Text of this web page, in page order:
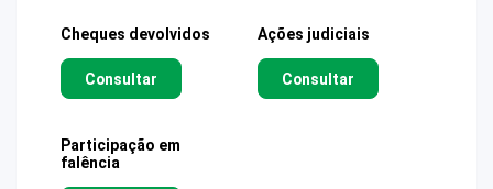
Cheques devolvidos
Consultar
Ações judiciais
Consultar
Participação em
falência